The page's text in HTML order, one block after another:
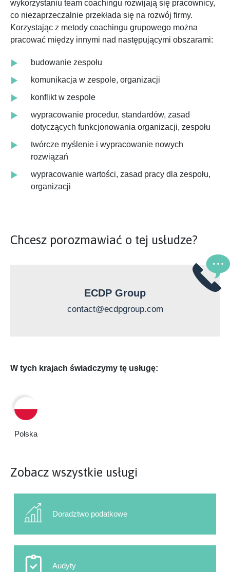
wykorzystaniu team coachingu rozwijają się pracownicy,
co niezaprzeczalnie przekłada się na rozwój firmy.
Korzystając z metody coachingu grupowego można
pracować między innymi nad następującymi obszarami:
budowanie zespołu
komunikacja w zespole, organizacji
konflikt w zespole
wypracowanie procedur, standardów, zasad
dotyczących funkcjonowania organizacji, zespołu
twórcze myślenie i wypracowanie nowych
rozwiązań
wypracowanie wartości, zasad pracy dla zespołu,
organizacji
Chcesz porozmawiać o tej usłudze?
ECDP Group
contact@ecdpgroup.com
W tych krajach świadczymy tę usługę:
Polska
Zobacz wszystkie usługi
Doradztwo podatkowe
Audyty